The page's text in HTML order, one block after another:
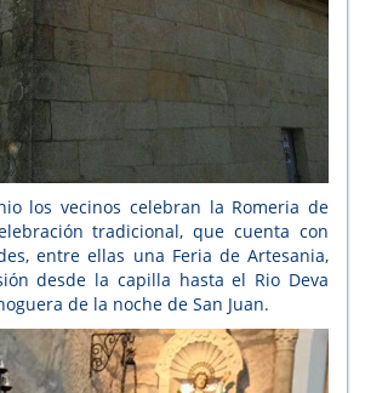
los vecinos celebran la Romeria de
tradicional, que cuenta con
entre ellas una Feria de Artesania,
desde la capilla hasta el Rio Deva
de la noche de San Juan.